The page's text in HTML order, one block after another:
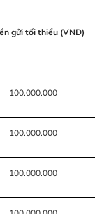
gửi tối thiểu (VND)
100.000.000
100.000.000
100.000.000